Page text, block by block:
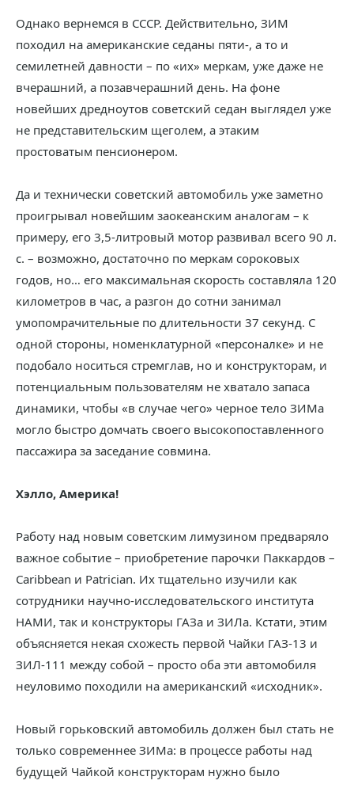
Однако вернемся в СССР. Действительно, ЗИМ
походил на американские седаны пяти-, а то и
семилетней давности – по «их» меркам, уже даже не
вчерашний, а позавчерашний день. На фоне
новейших дредноутов советский седан выглядел уже
не представительским щеголем, а этаким
простоватым пенсионером.
Да и технически советский автомобиль уже заметно
проигрывал новейшим заокеанским аналогам – к
примеру, его 3,5-литровый мотор развивал всего 90 л.
с. – возможно, достаточно по меркам сороковых
годов, но… его максимальная скорость составляла 120
километров в час, а разгон до сотни занимал
умопомрачительные по длительности 37 секунд. С
одной стороны, номенклатурной «персоналке» и не
подобало носиться стремглав, но и конструкторам, и
потенциальным пользователям не хватало запаса
динамики, чтобы «в случае чего» черное тело ЗИМа
могло быстро домчать своего высокопоставленного
пассажира за заседание совмина.
Хэлло, Америка!
Работу над новым советским лимузином предваряло
важное событие – приобретение парочки Паккардов –
Caribbean и Patrician. Их тщательно изучили как
сотрудники научно-исследовательского института
НАМИ, так и конструкторы ГАЗа и ЗИЛа. Кстати, этим
объясняется некая схожесть первой Чайки ГАЗ-13 и
ЗИЛ-111 между собой – просто оба эти автомобиля
неуловимо походили на американский «исходник».
Новый горьковский автомобиль должен был стать не
только современнее ЗИМа: в процессе работы над
будущей Чайкой конструкторам нужно было